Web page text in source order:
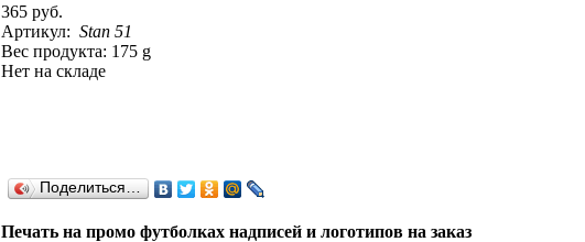
365 руб.
Артикул: Stan 51
Вес продукта: 175 g
Нет на складе
Поделиться…
Печать на промо футболках надписей и логотипов на заказ